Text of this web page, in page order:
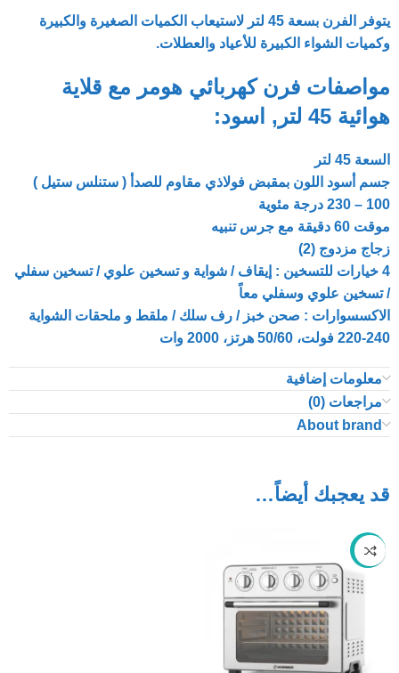
يتوفر الفرن بسعة 45 لتر لاستيعاب الكميات الصغيرة والكبيرة
وكميات الشواء الكبيرة للأعياد والعطلات.
مواصفات فرن كهربائي هومر مع قلاية
هوائية 45 لتر, اسود:
السعة 45 لتر
جسم أسود اللون بمقبض فولاذي مقاوم للصدأ ( ستنلس ستيل )
100 – 230 درجة مئوية
موقت 60 دقيقة مع جرس تنبيه
زجاج مزدوج (2)
4 خيارات للتسخين : إيقاف / شواية و تسخين علوي / تسخين سفلي
/ تسخين علوي وسفلي معاً
الاكسسوارات : صحن خبز / رف سلك / ملقط و ملحقات الشواية
220-240 فولت، 50/60 هرتز، 2000 وات
معلومات إضافية
مراجعات (0)
About brand
قد يعجبك أيضاً…
-52%